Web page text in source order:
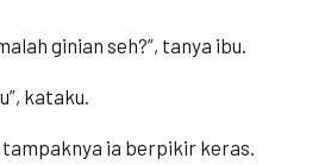
ginian seh?”, tanya ibu.
kataku.
ia berpikir keras.